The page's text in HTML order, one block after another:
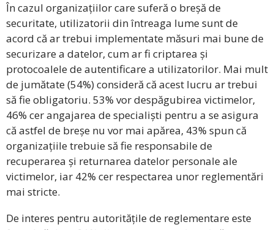
În cazul organizațiilor care suferă o breșă de
securitate, utilizatorii din întreaga lume sunt de
acord că ar trebui implementate măsuri mai bune de
securizare a datelor, cum ar fi criptarea și
protocoalele de autentificare a utilizatorilor. Mai mult
de jumătate (54%) consideră că acest lucru ar trebui
să fie obligatoriu. 53% vor despăgubirea victimelor,
46% cer angajarea de specialiști pentru a se asigura
că astfel de breșe nu vor mai apărea, 43% spun că
organizațiile trebuie să fie responsabile de
recuperarea și returnarea datelor personale ale
victimelor, iar 42% cer respectarea unor reglementări
mai stricte.
De interes pentru autoritățile de reglementare este